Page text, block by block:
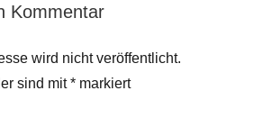
Kommentar
wird nicht veröffentlicht.
sind mit* markiert